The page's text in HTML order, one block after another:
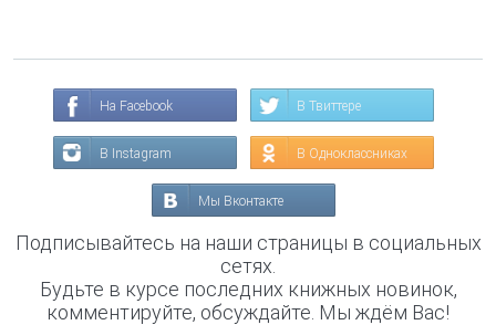
На Facebook В Твиттере
В Instagram В Одноклассниках
Мы Вконтакте
Подписывайтесь на наши страницы в социальных
сетях.
Будьте в курсе последних книжных новинок,
комментируйте, обсуждайте. Мы ждём Вас!